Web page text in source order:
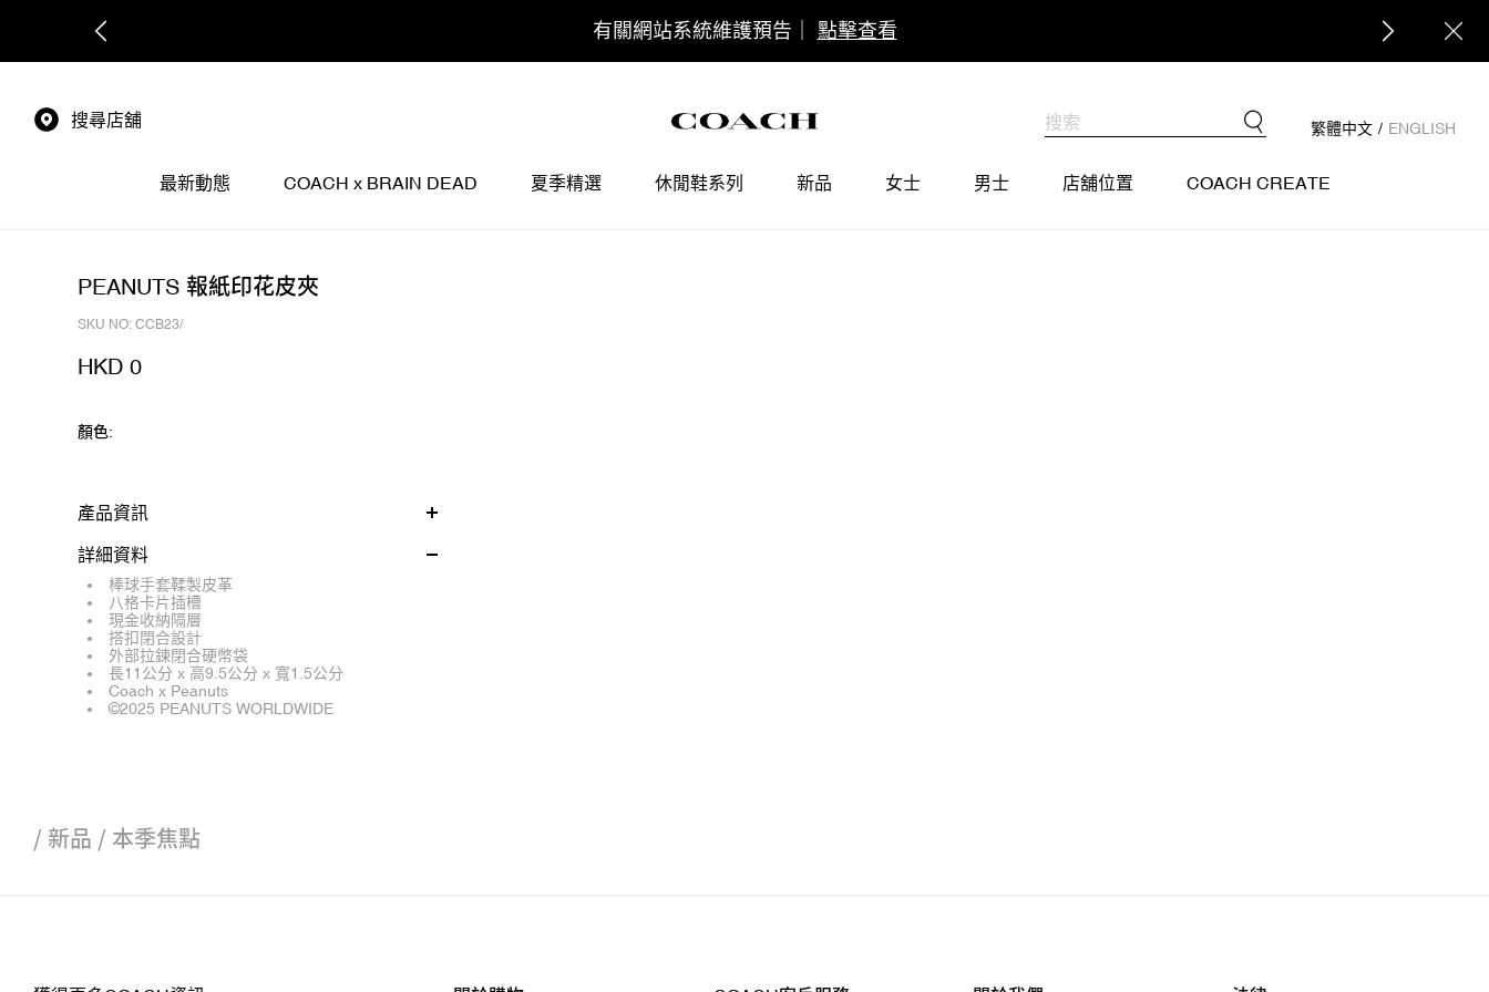
搜尋店舖 繁體中文 / ENGLISH
最新動態 COACH x BRAIN DEAD 夏季精選 休閒鞋系列 新品 女士 男士 店舖位置 COACH CREATE
PEANUTS 報紙印花皮夾
SKU NO: CCB23/
HKD 0
顏色:
產品資訊
詳細資料
棒球手套鞣製皮革
八格卡片插槽
現金收納隔層
搭扣閉合設計
外部拉鍊閉合硬幣袋
長11公分 x 高9.5公分 x 寬1.5公分
Coach x Peanuts
©2025 PEANUTS WORLDWIDE
/ 新品 / 本季焦點